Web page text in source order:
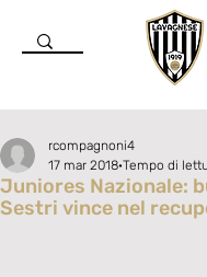
Juniores Nazionale:
Sestri vince nel
rcompagnoni4
17 mar 2018 Tempo di